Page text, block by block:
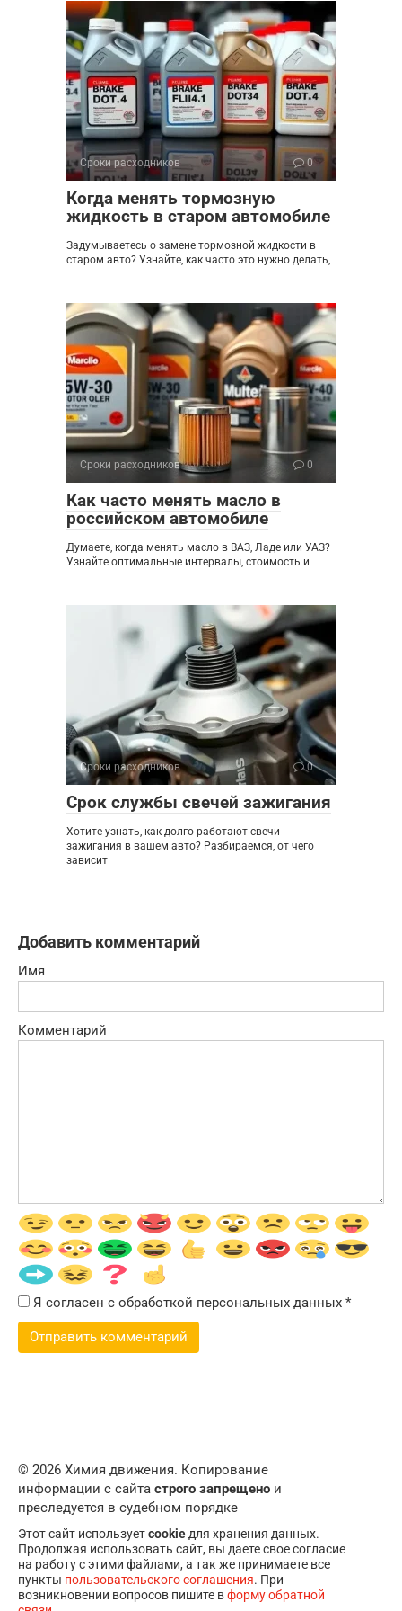
Сроки расходников 0
Когда менять тормозную
жидкость в старом автомобиле
Задумываетесь о замене тормозной жидкости в
старом авто? Узнайте, как часто это нужно делать,
Сроки расходников 0
Как часто менять масло в
российском автомобиле
Думаете, когда менять масло в ВАЗ, Ладе или УАЗ?
Узнайте оптимальные интервалы, стоимость и
Сроки расходников 0
Срок службы свечей зажигания
Хотите узнать, как долго работают свечи
зажигания в вашем авто? Разбираемся, от чего
зависит
Добавить комментарий
Имя
Комментарий
Я согласен с обработкой персональных данных *
© 2026 Химия движения. Копирование
информации с сайта строго запрещено и
преследуется в судебном порядке
Этот сайт используетcookie для хранения данных.
Продолжая использовать сайт, вы даете свое согласие
на работу с этими файлами, а так же принимаете все
пункты пользовательского соглашения. При
возникновении вопросов пишите вформу обратной